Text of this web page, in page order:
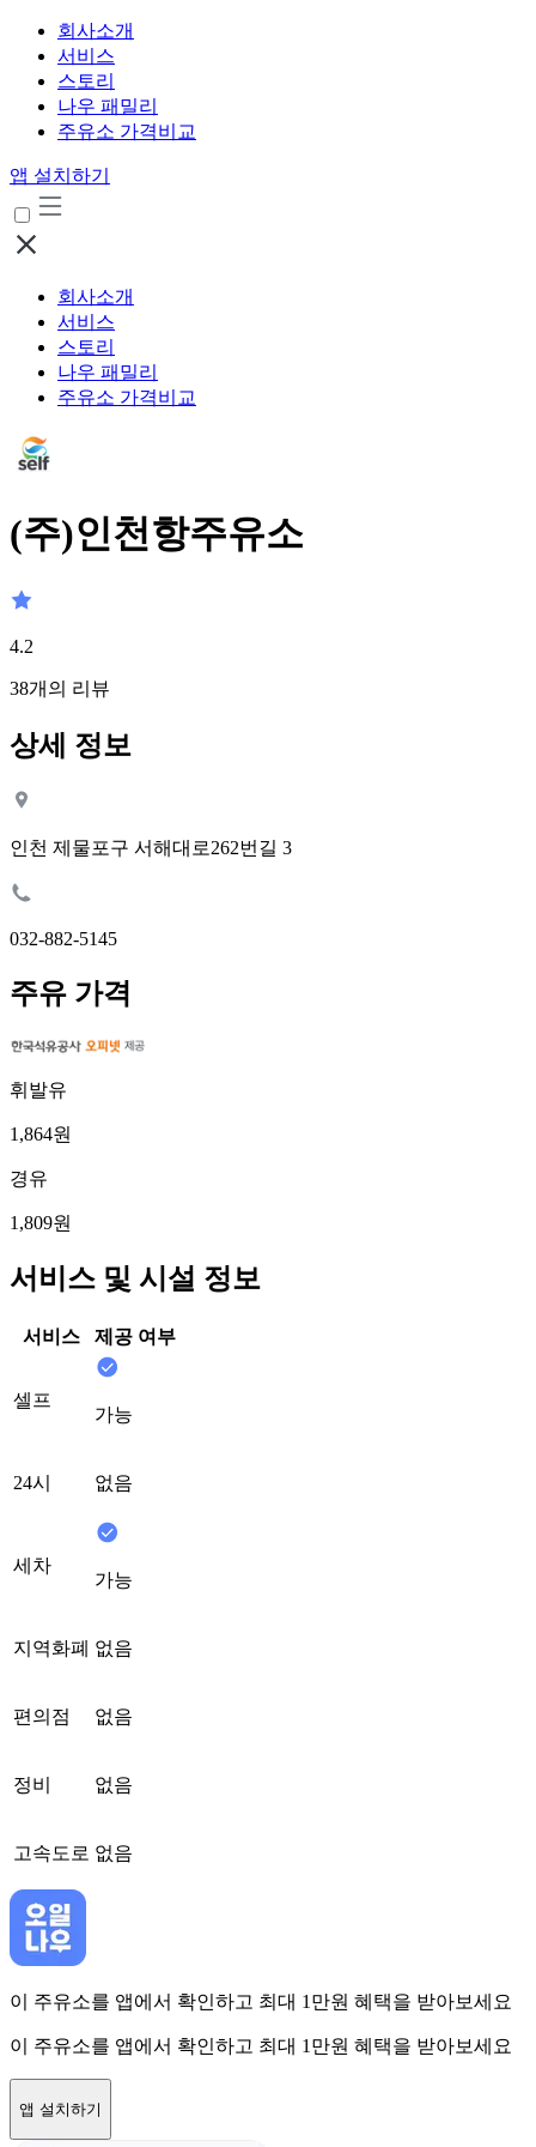
회사소개
서비스
스토리
나우 패밀리
주유소 가격비교
앱 설치하기
회사소개
서비스
스토리
나우 패밀리
주유소 가격비교
(주)인천항주유소
4.2
38개의 리뷰
상세 정보
인천 제물포구 서해대로262번길 3
032-882-5145
주유 가격
휘발유
1,864원
경유
1,809원
서비스 및 시설 정보
서비스 제공 여부
셀프
가능
24시 없음
세차
가능
지역화폐 없음
편의점 없음
정비 없음
고속도로 없음
이 주유소를 앱에서 확인하고 최대 1만원 혜택을 받아보세요
이 주유소를 앱에서 확인하고 최대 1만원 혜택을 받아보세요
앱 설치하기